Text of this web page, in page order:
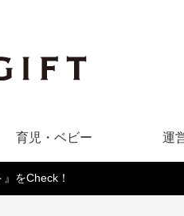
育児・ベビー 運
をCheck！